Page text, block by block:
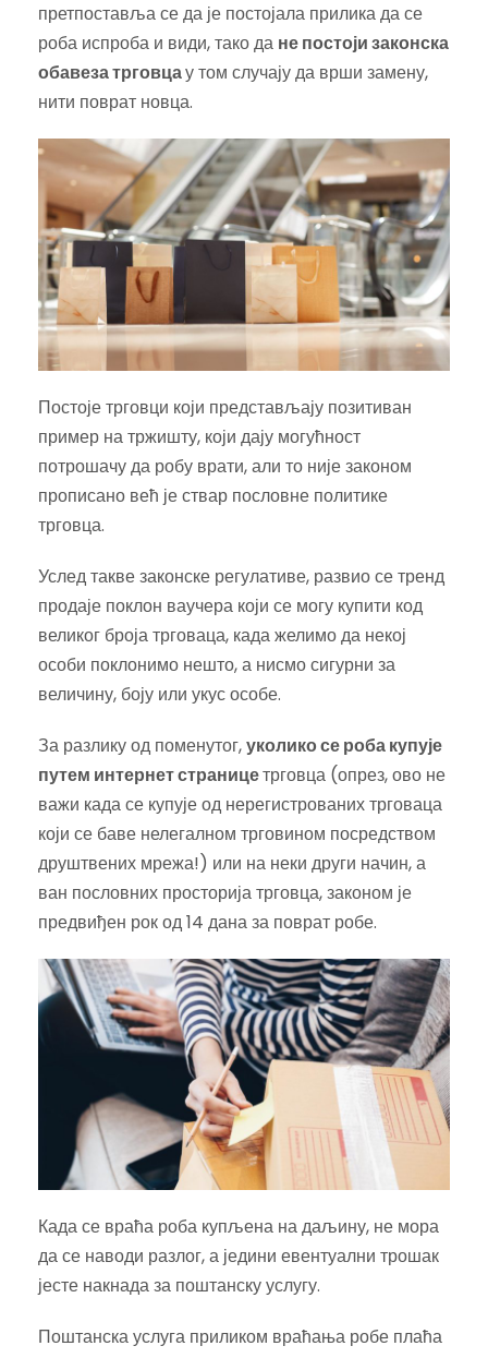
претпоставља се да је постојала прилика да се
роба испроба и види, тако да не постоји законска
обавеза трговцау том случају да врши замену,
нити поврат новца.
Постоје трговци који представљају позитиван
пример на тржишту, који дају могућност
потрошачу да робу врати, али то није законом
прописано већ је ствар пословне политике
трговца.
Услед такве законске регулативе, развио се тренд
продаје поклон ваучера који се могу купити код
великог броја трговаца, када желимо да некој
особи поклонимо нешто, а нисмо сигурни за
величину, боју или укус особе.
За разлику од поменутог,уколико се роба купује
путем интернет страницетрговца (опрез, ово не
важи када се купује од нерегистрованих трговаца
који се баве нелегалном трговином посредством
друштвених мрежа!) или на неки други начин, а
ван пословних просторија трговца, законом је
предвиђен рок од 14 дана за поврат робе.
Када се враћа роба купљена на даљину, не мора
да се наводи разлог, а једини евентуални трошак
јесте накнада за поштанску услугу.
Поштанска услуга приликом враћања робе плаћа